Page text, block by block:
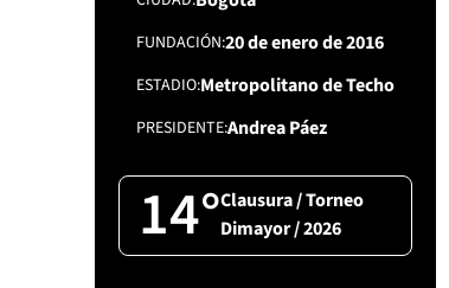
FUNDACIÓN 20 de enero de 2016
ESTADIO Metropolitano de Techo
PRESIDENTEAndrea Páez
14°Clausura / Torneo
Dimayor / 2026